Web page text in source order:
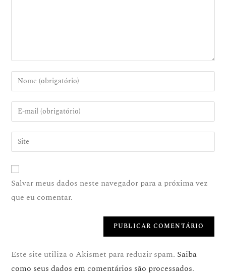
Salvar meus dados neste navegador para a próxima vez
que eu comentar.
Este site utiliza o Akismet para reduzir spam. Saiba
como seus dados em comentários são processados.